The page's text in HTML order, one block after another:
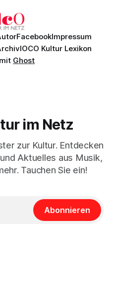
FacebookImpressum
IOCO Kultur Lexikon
Ghost
im Netz
zur Kultur. Entdecken
Aktuelles aus Musik,
Tauchen Sie ein!
Abonnieren